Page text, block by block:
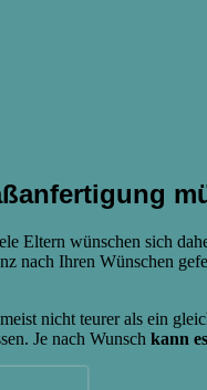
Eltern wünschen sich
nach Ihren Wünschen
nicht teurer als ein
Je nach Wunsch kann